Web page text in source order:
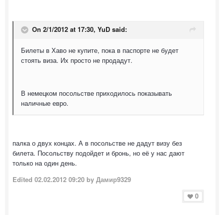
On 2/1/2012 at 17:30, YuD said:
Билеты в Хаво не купите, пока в паспорте не будет
стоять виза. Их просто не продадут.
В немецком посольстве приходилось показывать
наличные евро.
палка о двух концах. А в посольстве не дадут визу без
билета. Посольству подойдет и бронь, но её у нас дают
только на один день.
Edited 02.02.2012 09:20 by Дамир9329
0